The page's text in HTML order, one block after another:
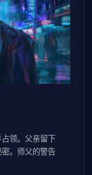
领。父亲留下
。师父的警告